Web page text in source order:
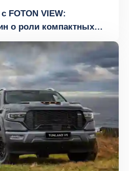
FOTON VIEW:
о роли компактных
логистике